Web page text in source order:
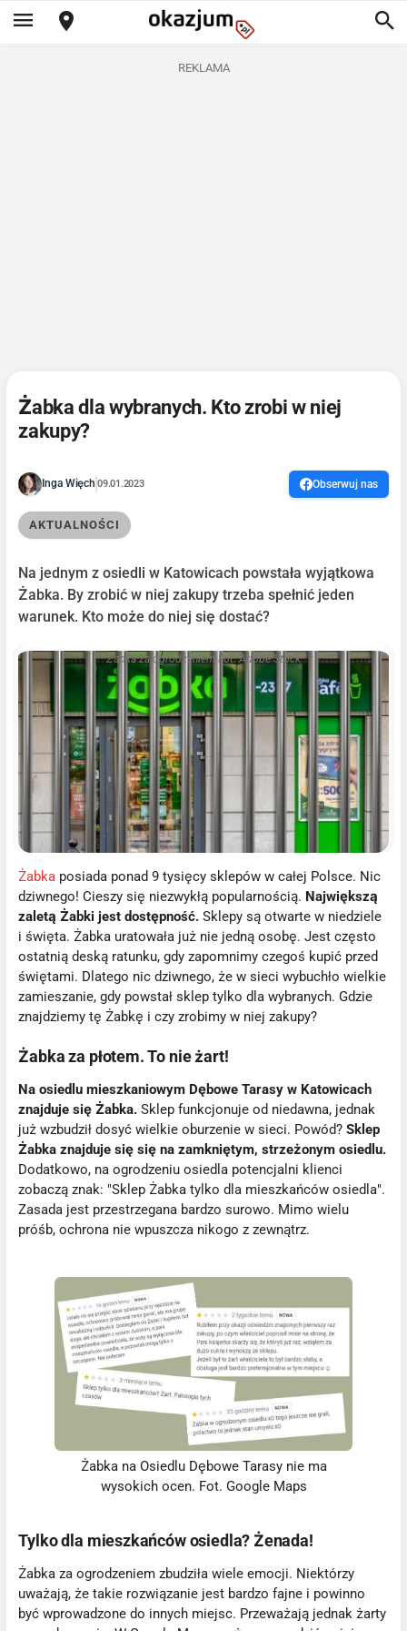
REKLAMA
Żabka dla wybranych. Kto zrobi w niej
zakupy?
Inga Więch 09.01.2023 Obserwuj nas
AKTUALNOŚCI
Na jednym z osiedli w Katowicach powstała wyjątkowa
Żabka. By zrobić w niej zakupy trzeba spełnić jeden
warunek. Kto może do niej się dostać?
Żabka za ogrodzeniem Fot. Adobe Stock
Żabka posiada ponad 9 tysięcy sklepów w całej Polsce. Nic
dziwnego! Cieszy się niezwykłą popularnością. Największą
zaletą Żabki jest dostępność. Sklepy są otwarte w niedziele
i święta. Żabka uratowała już nie jedną osobę. Jest często
ostatnią deską ratunku, gdy zapomnimy czegoś kupić przed
świętami. Dlatego nic dziwnego, że w sieci wybuchło wielkie
zamieszanie, gdy powstał sklep tylko dla wybranych. Gdzie
znajdziemy tę Żabkę i czy zrobimy w niej zakupy?
Żabka za płotem. To nie żart!
Na osiedlu mieszkaniowym Dębowe Tarasy w Katowicach
znajduje się Żabka. Sklep funkcjonuje od niedawna, jednak
już wzbudził dosyć wielkie oburzenie w sieci. Powód?Sklep
Żabka znajduje się się na zamkniętym, strzeżonym osiedlu.
Dodatkowo, na ogrodzeniu osiedla potencjalni klienci
zobaczą znak: "Sklep Żabka tylko dla mieszkańców osiedla".
Zasada jest przestrzegana bardzo surowo. Mimo wielu
próśb, ochrona nie wpuszcza nikogo z zewnątrz.
Żabka na Osiedlu Dębowe Tarasy nie ma
wysokich ocen. Fot. Google Maps
Tylko dla mieszkańców osiedla? Żenada!
Żabka za ogrodzeniem zbudziła wiele emocji. Niektórzy
uważają, że takie rozwiązanie jest bardzo fajne i powinno
być wprowadzone do innych miejsc. Przeważają jednak żarty